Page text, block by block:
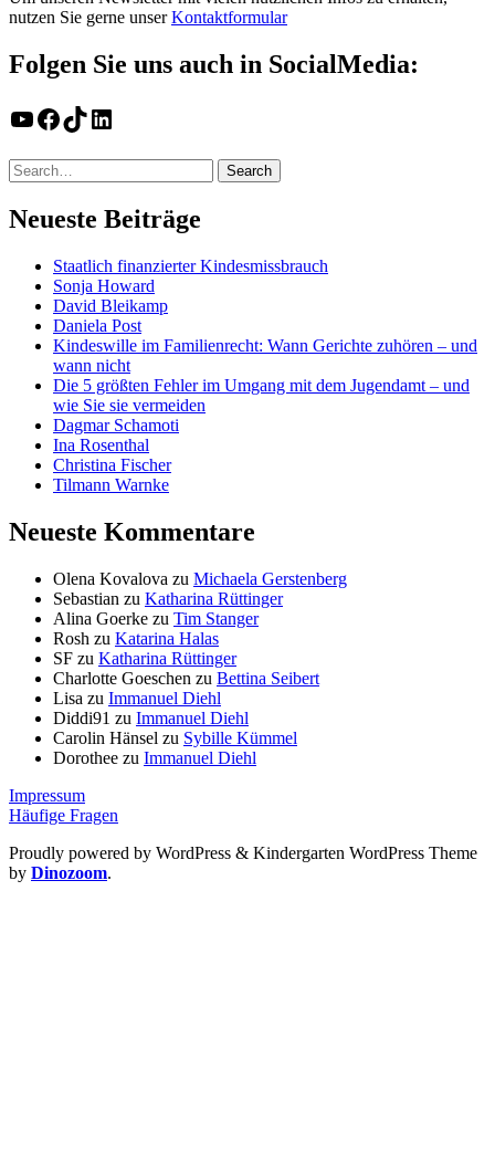
nutzen Sie gerne unserKontaktformular
Folgen Sie uns auch in SocialMedia:
YouTube
Facebook
TikTokLinkedIn
Neueste Beiträge
Staatlich finanzierter Kindesmissbrauch
Sonja Howard
David Bleikamp
Daniela Post
Kindeswille im Familienrecht: Wann Gerichte zuhören – und
wann nicht
Die 5 größten Fehler im Umgang mit dem Jugendamt – und
wie Sie sie vermeiden
Dagmar Schamoti
Ina Rosenthal
Christina Fischer
Tilmann Warnke
Neueste Kommentare
Olena Kovalova zu Michaela Gerstenberg
Sebastian zu Katharina Rüttinger
Alina Goerke zu Tim Stanger
Rosh zu Katarina Halas
SF zu Katharina Rüttinger
Charlotte Goeschen zu Bettina Seibert
Lisa zu Immanuel Diehl
Diddi91 zu Immanuel Diehl
Carolin Hänsel zu Sybille Kümmel
Dorothee zu Immanuel Diehl
Impressum
Häufige Fragen
Proudly powered by WordPress & Kindergarten WordPress Theme
by Dinozoom.